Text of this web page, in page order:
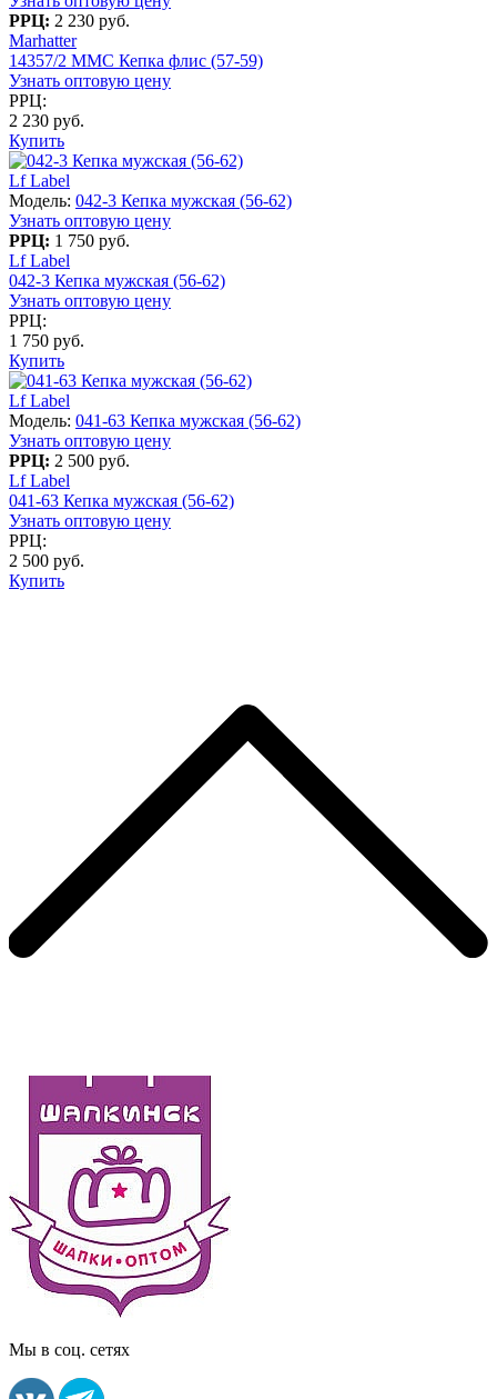
РРЦ: 2 230 руб.
Marhatter
14357/2 MMC Кепка флис (57-59)
Узнать оптовую цену
РРЦ:
2 230 руб.
Купить
Lf Label
Модель: 042-3 Кепка мужская (56-62)
Узнать оптовую цену
РРЦ: 1 750 руб.
Lf Label
042-3 Кепка мужская (56-62)
Узнать оптовую цену
РРЦ:
1 750 руб.
Купить
Lf Label
Модель: 041-63 Кепка мужская (56-62)
Узнать оптовую цену
РРЦ: 2 500 руб.
Lf Label
041-63 Кепка мужская (56-62)
Узнать оптовую цену
РРЦ:
2 500 руб.
Купить
Мы в соц. сетях